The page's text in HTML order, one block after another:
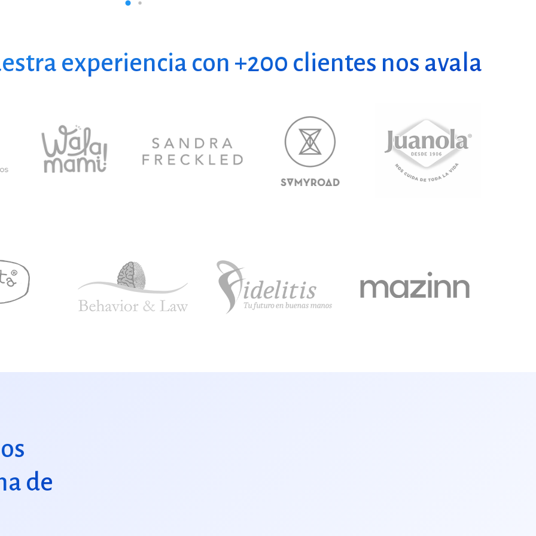
experiencia con +200 clientes nos avala
de